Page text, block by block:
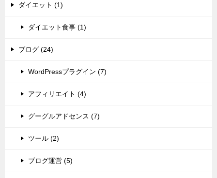
ダイエット (1)
ダイエット食事 (1)
ブログ (24)
WordPressプラグイン (7)
アフィリエイト (4)
グーグルアドセンス (7)
ツール (2)
ブログ運営 (5)